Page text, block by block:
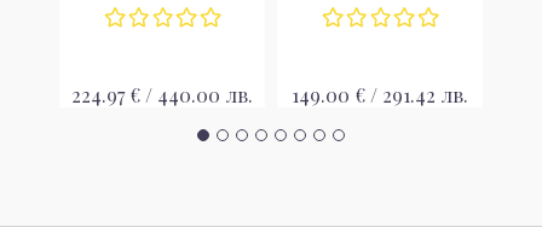
224.97 € / 440.00 лв. 149.00 € / 291.42 лв.